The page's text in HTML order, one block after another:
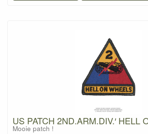
US PATCH 2ND.ARM.DIV.′ HELL
Mooie patch !